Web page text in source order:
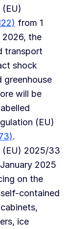
from 1
2026, the
transport
shock
greenhouse
will be
(EU)
.
(EU) 2025/33
2025
on the
contained
ice